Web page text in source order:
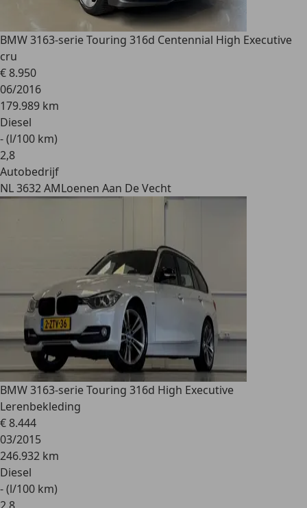
BMW 3163-serie Touring 316d Centennial High Executive
cru
€ 8.950
06/2016
179.989 km
Diesel
- (l/100 km)
2,8
Autobedrijf
NL 3632 AMLoenen Aan De Vecht
BMW 3163-serie Touring 316d High Executive
Lerenbekleding
€ 8.444
03/2015
246.932 km
Diesel
- (l/100 km)